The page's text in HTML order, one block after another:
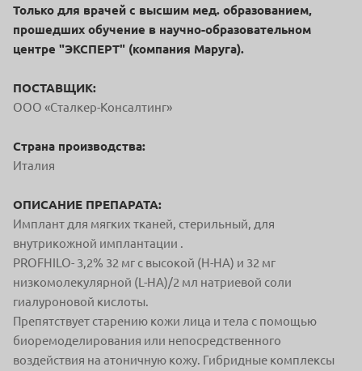
Только для врачей с высшим мед. образованием,
прошедших обучение в научно-образовательном
центре "ЭКСПЕРТ" (компания Маруга).
ПОСТАВЩИК:
ООО «Сталкер-Консалтинг»
Страна производства:
Италия
ОПИСАНИЕ ПРЕПАРАТА:
Имплант для мягких тканей, стерильный, для
внутрикожной имплантации .
PROFHILO- 3,2% 32 мг c высокой (H-HA) и 32 мг
низкомолекулярной (L-HA)/2 мл натриевой соли
гиалуроновой кислоты.
Препятствует старению кожи лица и тела с помощью
биоремоделирования или непосредственного
воздействия на атоничную кожу. Гибридные комплексы